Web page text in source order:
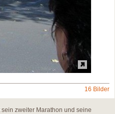
16 Bilder
zweiter Marathon und seine